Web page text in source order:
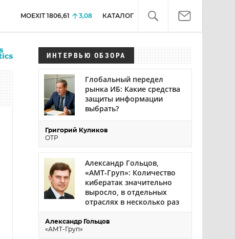
MOEXIT 1806,61 3,08 КАТАЛОГ
ИНТЕРВЬЮ ОБЗОРА
Глобальный передел
рынка ИБ: Какие средства
защиты информации
выбрать?
Григорий Куликов
ОТР
Александр Гольцов,
«АМТ-Груп»: Количество
кибератак значительно
выросло, в отдельных
отраслях в несколько раз
Александр Гольцов
«АМТ-Груп»